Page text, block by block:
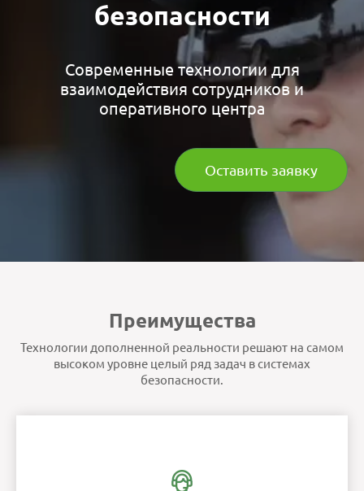
безопасности
Современные технологии для
взаимодействия сотрудников и
оперативного центра
Оставить заявку
Преимущества
Технологии дополненной реальности решают на самом
высоком уровне целый ряд задач в системах
безопасности.